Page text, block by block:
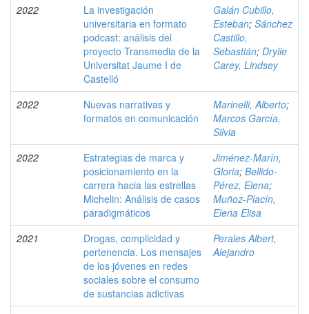
2022
La investigación
universitaria en formato
podcast: análisis del
proyecto Transmedia de la
Universitat Jaume I de
Castelló
Galán Cubillo,
Esteban; Sánchez
Castillo,
Sebastián; Drylie
Carey, Lindsey
2022
Nuevas narrativas y
formatos en comunicación
Marinelli, Alberto;
Marcos García,
Silvia
2022
Estrategias de marca y
posicionamiento en la
carrera hacia las estrellas
Michelin: Análisis de casos
paradigmáticos
Jiménez-Marín,
Gloria; Bellido-
Pérez, Elena;
Muñoz-Placín,
Elena Elisa
2021
Drogas, complicidad y
pertenencia. Los mensajes
de los jóvenes en redes
sociales sobre el consumo
de sustancias adictivas
Perales Albert,
Alejandro